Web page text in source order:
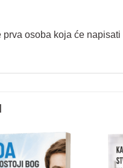
osoba koja će napisati